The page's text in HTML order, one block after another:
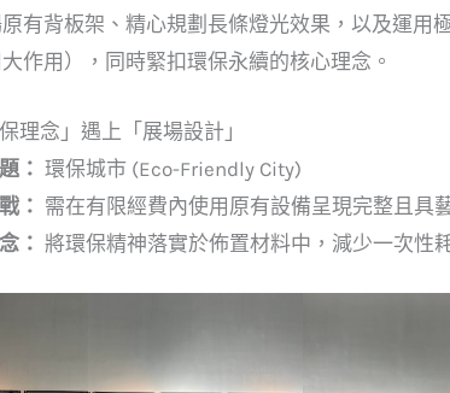
有背板架、精心規劃長條燈光效果，以及運
作用），同時緊扣環保永續的核心理念。
理念」遇上「展場設計」
： 環保城市 (Eco-Friendly City)
： 需在有限經費內使用原有設備呈現完整且具
： 將環保精神落實於佈置材料中，減少一次性